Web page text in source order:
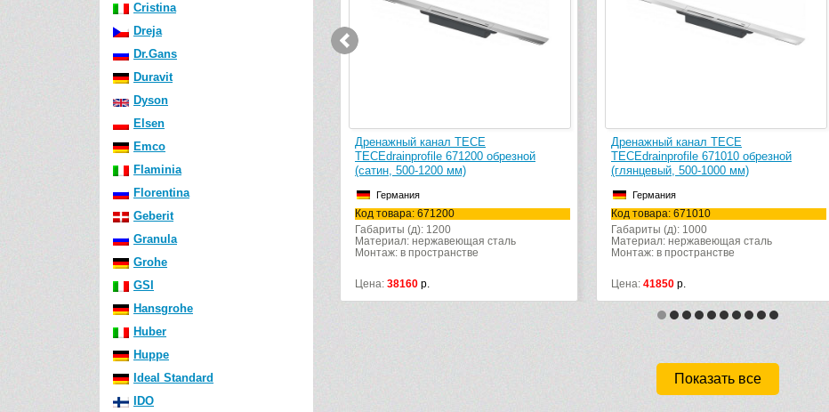
Cristina
Dreja
Dr.Gans
Duravit
Dyson
Elsen
Emco
Flaminia
Florentina
Geberit
Granula
Grohe
GSI
Hansgrohe
Huber
Huppe
Ideal Standard
IDO
Дренажный канал TECE
TECEdrainprofile 671200 обрезной
(сатин, 500-1200 мм)
Германия
Код товара: 671200
Материал: нержавеющая сталь
Цена:
Дренажный канал TECE
TECEdrainprofile 671010 обрезной
(глянцевый, 500-1000 мм)
Германия
Код товара: 671010
Габариты (д): 1000
Материал: нержавеющая сталь
Монтаж: в пространстве
Цена:41850
Дренажный канал TECE
TECEdrainprofile 671000 обрезной
(сатин, 500-1000 мм)
Германия
Код товара: 671000
Габариты (д): 1000
Материал: нержавеющая сталь
Монтаж: в пространстве
Цена:32040
Показать все